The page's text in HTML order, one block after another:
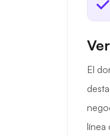
El
línea